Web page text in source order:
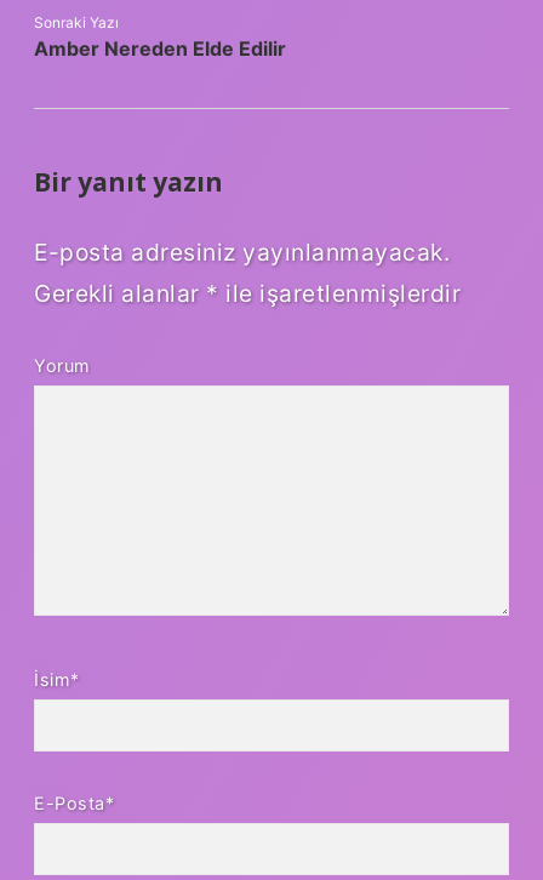
Sonraki Yazı
Amber Nereden Elde Edilir
Bir yanıt yazın
E-posta adresiniz yayınlanmayacak.
Gerekli alanlar * ile işaretlenmişlerdir
Yorum
İsim*
E-Posta*